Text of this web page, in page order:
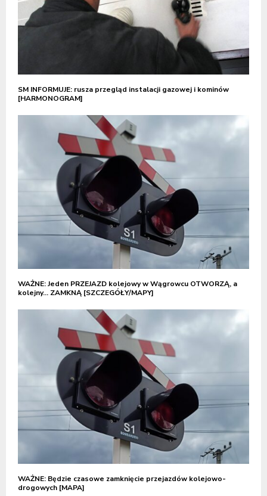
SM INFORMUJE: rusza przegląd instalacji gazowej i kominów
[HARMONOGRAM]
WAŻNE: Jeden PRZEJAZD kolejowy w Wągrowcu OTWORZĄ, a
kolejny… ZAMKNĄ [SZCZEGÓŁY/MAPY]
WAŻNE: Będzie czasowe zamknięcie przejazdów kolejowo-
drogowych [MAPA]